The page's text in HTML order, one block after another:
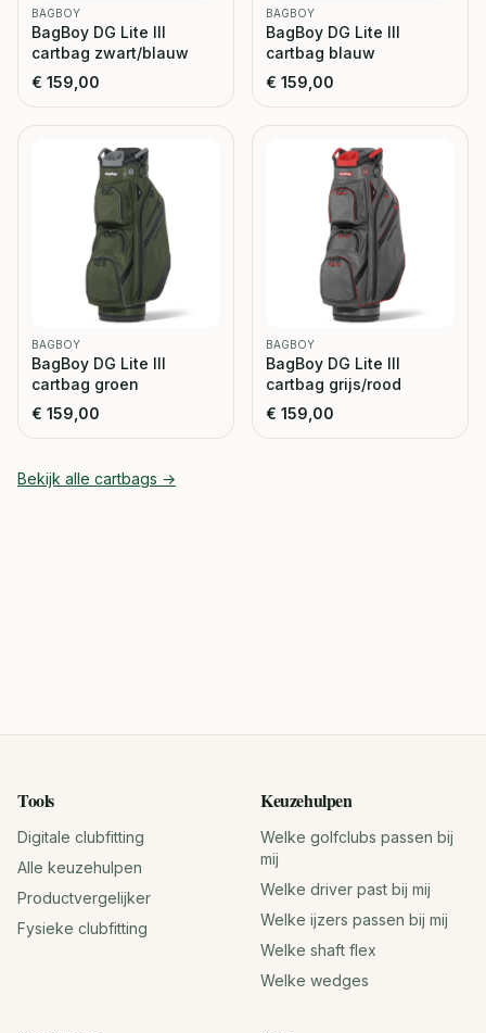
BAGBOY
BagBoy DG Lite III
cartbag zwart/blauw
€ 159,00
BAGBOY
BagBoy DG Lite III
cartbag blauw
€ 159,00
BAGBOY
BagBoy DG Lite III
cartbag groen
€ 159,00
BAGBOY
BagBoy DG Lite III
cartbag grijs/rood
€ 159,00
Bekijk alle cartbags →
Tools
Digitale clubfitting
Alle keuzehulpen
Productvergelijker
Fysieke clubfitting
Keuzehulpen
Welke golfclubs passen bij
mij
Welke driver past bij mij
Welke ijzers passen bij mij
Welke shaft flex
Welke wedges